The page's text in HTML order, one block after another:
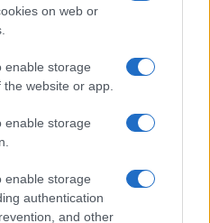
on web or
enable storage
website or app.
enable storage
enable storage
authentication
and other